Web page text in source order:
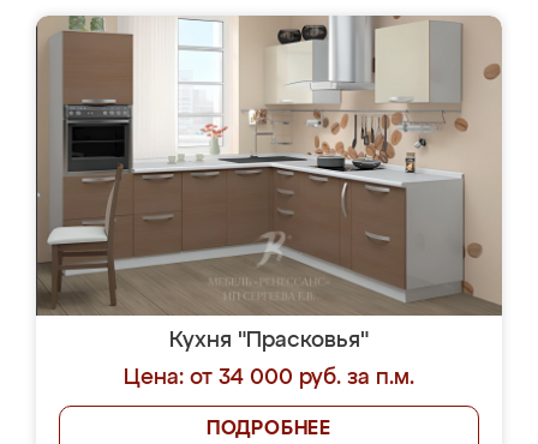
Кухня "Прасковья"
Цена: от 34 000 руб. за п.м.
ПОДРОБНЕЕ